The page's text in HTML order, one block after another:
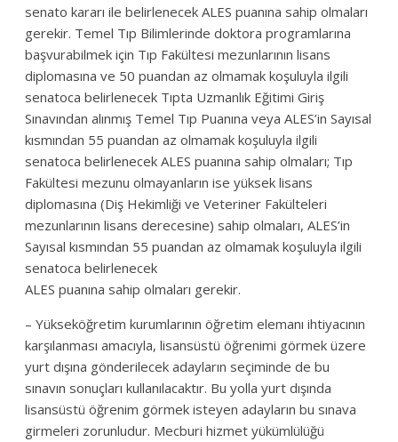
senato kararı ile belirlenecek ALES puanına sahip olmaları
gerekir. Temel Tıp Bilimlerinde doktora programlarına
başvurabilmek için Tıp Fakültesi mezunlarının lisans
diplomasına ve 50 puandan az olmamak koşuluyla ilgili
senatoca belirlenecek Tıpta Uzmanlık Eğitimi Giriş
Sınavından alınmış Temel Tıp Puanına veya ALES’in Sayısal
kısmından 55 puandan az olmamak koşuluyla ilgili
senatoca belirlenecek ALES puanına sahip olmaları; Tıp
Fakültesi mezunu olmayanların ise yüksek lisans
diplomasına (Diş Hekimliği ve Veteriner Fakülteleri
mezunlarının lisans derecesine) sahip olmaları, ALES’in
Sayısal kısmından 55 puandan az olmamak koşuluyla ilgili
senatoca belirlenecek
ALES puanına sahip olmaları gerekir.
– Yükseköğretim kurumlarının öğretim elemanı ihtiyacının
karşılanması amacıyla, lisansüstü öğrenimi görmek üzere
yurt dışına gönderilecek adayların seçiminde de bu
sınavın sonuçları kullanılacaktır. Bu yolla yurt dışında
lisansüstü öğrenim görmek isteyen adayların bu sınava
girmeleri zorunludur. Mecburi hizmet yükümlülüğü